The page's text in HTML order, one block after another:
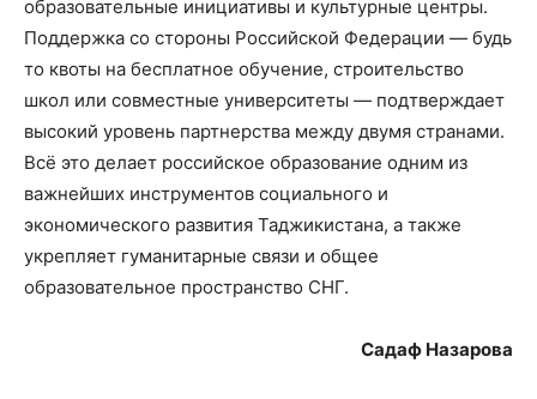
образовательные инициативы и культурные центры.
Поддержка со стороны Российской Федерации — будь
то квоты на бесплатное обучение, строительство
школ или совместные университеты — подтверждает
высокий уровень партнерства между двумя странами.
Всё это делает российское образование одним из
важнейших инструментов социального и
экономического развития Таджикистана, а также
укрепляет гуманитарные связи и общее
образовательное пространство СНГ.
Садаф Назарова